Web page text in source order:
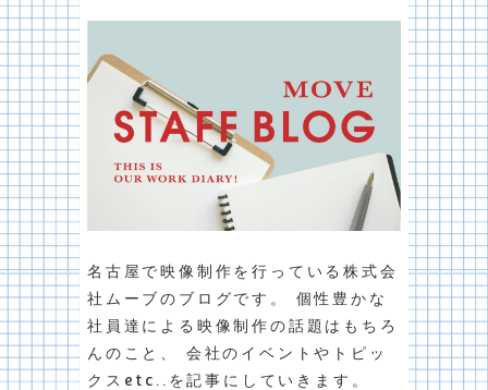
名古屋で映像制作を行っている株式会
社ムーブのブログです。 個性豊かな
社員達による映像制作の話題はもちろ
んのこと、 会社のイベントやトピッ
クスetc..を記事にしていきます。